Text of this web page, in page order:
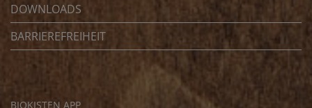
DOWNLOADS
BARRIEREFREIHEIT
BIOKISTEN APP